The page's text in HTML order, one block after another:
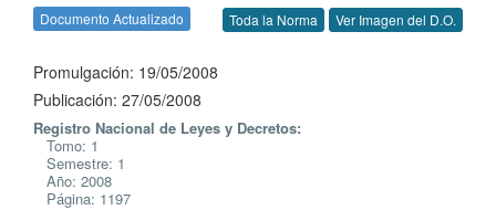
Documento Actualizado Toda la Norma Ver Imagen del D.O.
Promulgación: 19/05/2008
Publicación: 27/05/2008
Registro Nacional de Leyes y Decretos:
Tomo: 1
Semestre: 1
Año: 2008
Página: 1197